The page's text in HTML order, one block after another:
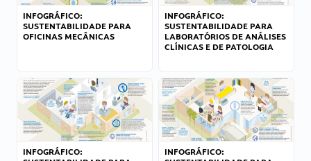
INFOGRÁFICO:
SUSTENTABILIDADE PARA
OFICINAS MECÂNICAS
INFOGRÁFICO:
SUSTENTABILIDADE PARA
LABORATÓRIOS DE ANÁLISES
CLÍNICAS E DE PATOLOGIA
INFOGRÁFICO:
INFOGRÁFICO: